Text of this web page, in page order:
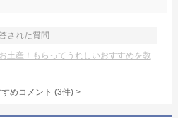
された質問
土産！もらってうれしいおすすめを教
めコメント (3件) >